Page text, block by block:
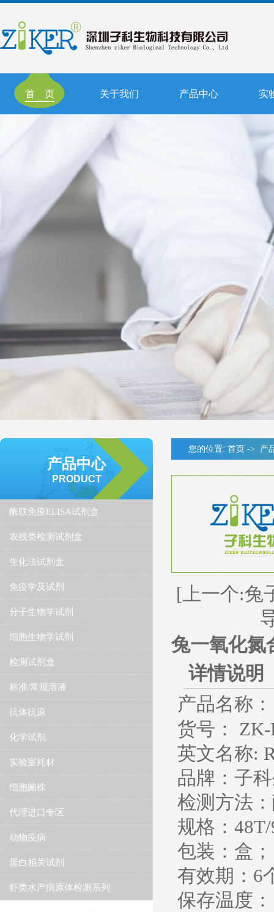
首 页 关于我们 产品中心 实
产品中心
PRODUCT
酶联免疫ELISA试剂盒
农残类检测试剂盒
生化法试剂盒
免疫学及试剂
分子生物学试剂
细胞生物学试剂
检测试剂盒
标准/常规溶液
抗体抗原
化学试剂
实验室耗材
细胞菌株
代理进口专区
动物疫病
蛋白相关试剂
虾类水产病原体检测系列
您的位置: 首页 -> 产
[上一个:兔
兔一氧化氮
详情说明
产品名称：
货号： ZK-
英文名称:
品牌：子
检测方法
规格：
包装：盒；
有效期： 6
保存温度 ：